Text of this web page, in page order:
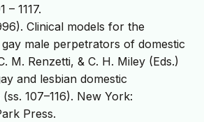
– 1117.
Clinical models for the
male perpetrators of domestic
M. Renzetti, & C. H. Miley (Eds.)
and lesbian domestic
107–116). New York:
Press.